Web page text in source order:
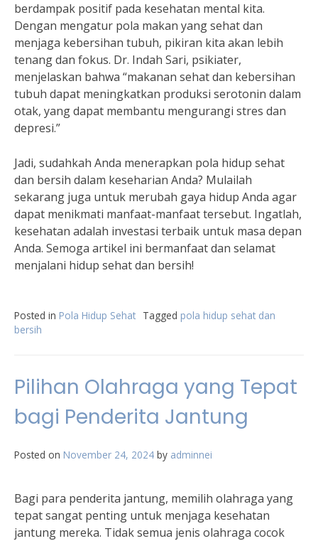
berdampak positif pada kesehatan mental kita.
Dengan mengatur pola makan yang sehat dan
menjaga kebersihan tubuh, pikiran kita akan lebih
tenang dan fokus. Dr. Indah Sari, psikiater,
menjelaskan bahwa “makanan sehat dan kebersihan
tubuh dapat meningkatkan produksi serotonin dalam
otak, yang dapat membantu mengurangi stres dan
depresi.”
Jadi, sudahkah Anda menerapkan pola hidup sehat
dan bersih dalam keseharian Anda? Mulailah
sekarang juga untuk merubah gaya hidup Anda agar
dapat menikmati manfaat-manfaat tersebut. Ingatlah,
kesehatan adalah investasi terbaik untuk masa depan
Anda. Semoga artikel ini bermanfaat dan selamat
menjalani hidup sehat dan bersih!
Posted in Pola Hidup Sehat Tagged pola hidup sehat dan
bersih
Pilihan Olahraga yang Tepat
bagi Penderita Jantung
Posted on November 24, 2024 by adminnei
Bagi para penderita jantung, memilih olahraga yang
tepat sangat penting untuk menjaga kesehatan
jantung mereka. Tidak semua jenis olahraga cocok